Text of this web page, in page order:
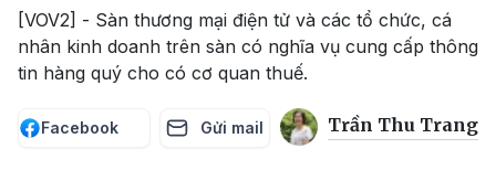
[VOV2] - Sàn thương mại điện tử và các tổ chức, cá
nhân kinh doanh trên sàn có nghĩa vụ cung cấp thông
tin hàng quý cho có cơ quan thuế.
Facebook Gửi mail Trần Thu Trang